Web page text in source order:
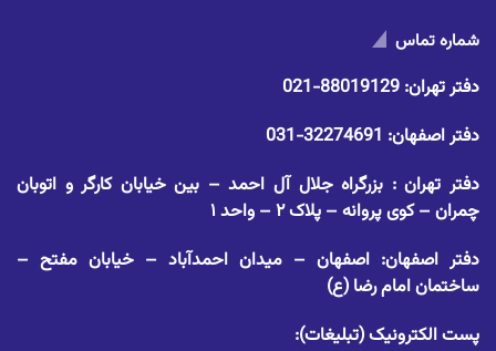
شماره تماس
دفتر تهران: 88019129-021
دفتر اصفهان: 32274691-031
دفتر تهران : بزرگراه جلال آل احمد – بین خیابان کارگر و اتوبان
چمران – کوی پروانه – پلاک ۲ – واحد ۱
دفتر اصفهان: اصفهان – میدان احمدآباد – خیابان مفتح –
ساختمان امام رضا (ع)
پست الکترونیک (تبلیغات):